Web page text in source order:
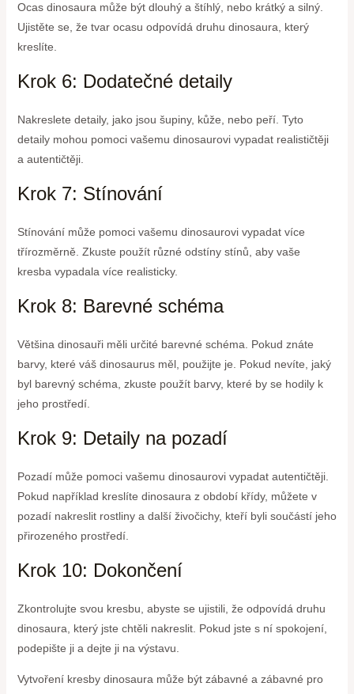
Ocas dinosaura může být dlouhý a štíhlý, nebo krátký a silný.
Ujistěte se, že tvar ocasu odpovídá druhu dinosaura, který
kreslíte.
Krok 6: Dodatečné detaily
Nakreslete detaily, jako jsou šupiny, kůže, nebo peří. Tyto
detaily mohou pomoci vašemu dinosaurovi vypadat realističtěji
a autentičtěji.
Krok 7: Stínování
Stínování může pomoci vašemu dinosaurovi vypadat více
třírozměrně. Zkuste použít různé odstíny stínů, aby vaše
kresba vypadala více realisticky.
Krok 8: Barevné schéma
Většina dinosauři měli určité barevné schéma. Pokud znáte
barvy, které váš dinosaurus měl, použijte je. Pokud nevíte, jaký
byl barevný schéma, zkuste použít barvy, které by se hodily k
jeho prostředí.
Krok 9: Detaily na pozadí
Pozadí může pomoci vašemu dinosaurovi vypadat autentičtěji.
Pokud například kreslíte dinosaura z období křídy, můžete v
pozadí nakreslit rostliny a další živočichy, kteří byli součástí jeho
přirozeného prostředí.
Krok 10: Dokončení
Zkontrolujte svou kresbu, abyste se ujistili, že odpovídá druhu
dinosaura, který jste chtěli nakreslit. Pokud jste s ní spokojení,
podepište ji a dejte ji na výstavu.
Vytvoření kresby dinosaura může být zábavné a zábavné pro